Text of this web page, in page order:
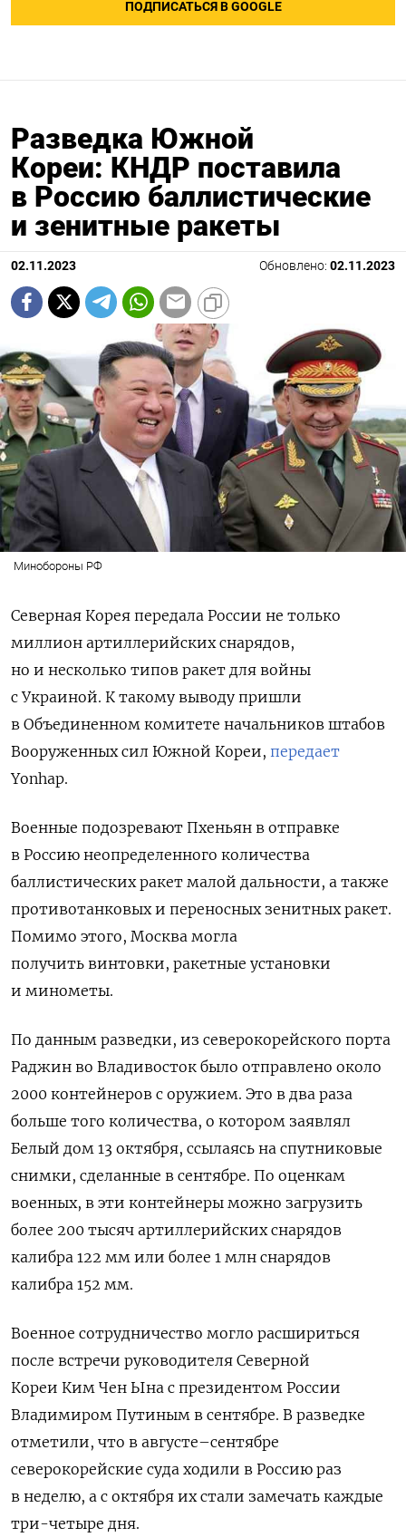
ПОДПИСАТЬСЯ В GOOGLE
Разведка Южной
Кореи: КНДР поставила
в Россию баллистические
и зенитные ракеты
02.11.2023 Обновлено: 02.11.2023
Минобороны РФ
Северная Корея передала России не только
миллион артиллерийских снарядов,
но и несколько типов ракет для войны
с Украиной. К такому выводу пришли
в Объединенном комитете начальников штабов
Вооруженных сил Южной Кореи, передает
Yonhap.
Военные подозревают Пхеньян в отправке
в Россию неопределенного количества
баллистических ракет малой дальности, а также
противотанковых и переносных зенитных ракет.
Помимо этого, Москва могла
получить винтовки, ракетные установки
и минометы.
По данным разведки, из северокорейского порта
Раджин во Владивосток было отправлено около
2000 контейнеров с оружием. Это в два раза
больше того количества, о котором заявлял
Белый дом 13 октября, ссылаясь на спутниковые
снимки, сделанные в сентябре. По оценкам
военных, в эти контейнеры можно загрузить
более 200 тысяч артиллерийских снарядов
калибра 122 мм или более 1 млн снарядов
калибра 152 мм.
Военное сотрудничество могло расшириться
после встречи руководителя Северной
Кореи Ким Чен Ына с президентом России
Владимиром Путиным в сентябре. В разведке
отметили, что в августе–сентябре
северокорейские суда ходили в Россию раз
в неделю, а с октября их стали замечать каждые
три-четыре дня.